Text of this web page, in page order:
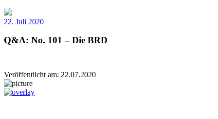
22. Juli 2020
Q&A: No. 101 – Die BRD
Veröffentlicht am: 22.07.2020